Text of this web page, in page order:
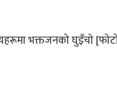
भक्तजनको घुइँचो